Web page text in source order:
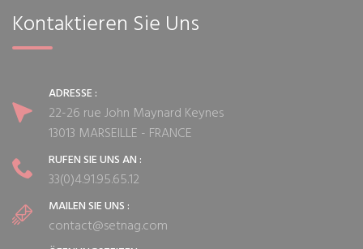
Kontaktieren Sie Uns
ADRESSE :
22-26 rue John Maynard Keynes
13013 MARSEILLE - FRANCE
RUFEN SIE UNS AN :
33(0)4.91.95.65.12
MAILEN SIE UNS :
contact@setnag.com